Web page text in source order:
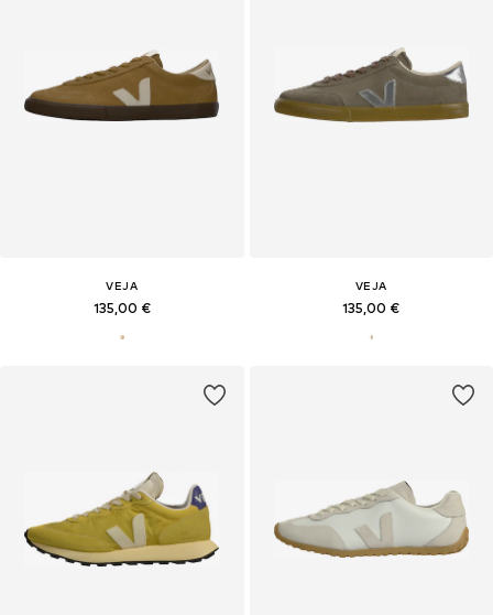
VEJA
135,00 €
VEJA
135,00 €